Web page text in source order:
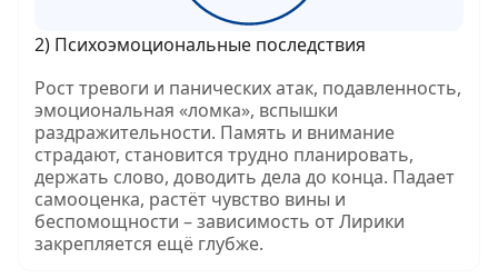
2) Психоэмоциональные последствия
Рост тревоги и панических атак, подавленность,
эмоциональная «ломка», вспышки
раздражительности. Память и внимание
страдают, становится трудно планировать,
держать слово, доводить дела до конца. Падает
самооценка, растёт чувство вины и
беспомощности – зависимость от Лирики
закрепляется ещё глубже.